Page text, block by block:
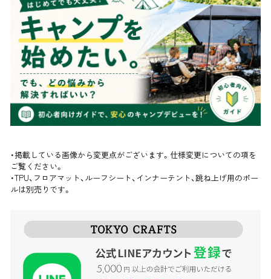
・掲載している画像から変更点がございます。仕様変更についての項を
ご覧ください。
・TPU、フロアマット、ルーフシート、インナーテント、跳ね上げ用のポー
ルは別売りです。